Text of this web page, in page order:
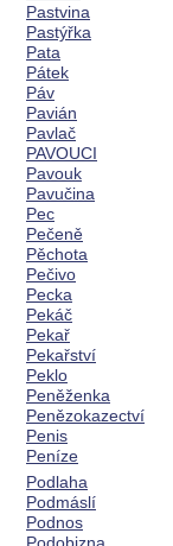
Pastvina
Pastýřka
Pata
Pátek
Páv
Pavián
Pavlač
PAVOUCI
Pavouk
Pavučina
Pec
Pečeně
Pěchota
Pečivo
Pecka
Pekáč
Pekař
Pekařství
Peklo
Peněženka
Penězokazectví
Penis
Peníze
Podlaha
Podmáslí
Podnos